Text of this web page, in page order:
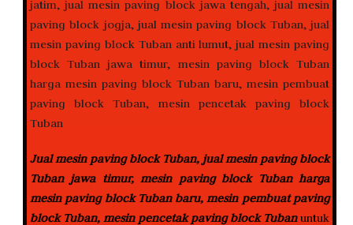
Jual mesin paving block Tuban, jual mesin paving block
Tuban jawa timur, mesin paving block Tuban harga
mesin paving block Tuban baru, mesin pembuat paving
block Tuban, mesin pencetak paving block Tubanuntuk